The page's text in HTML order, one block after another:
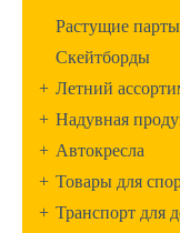
Растущие парты
Скейтборды
+ Летний
+ Надувная
+ Автокресла
+ Товары для
+ Транспорт для